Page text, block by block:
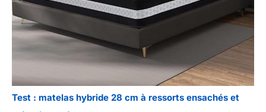
Test : matelas hybride 28 cm à ressorts ensachés et